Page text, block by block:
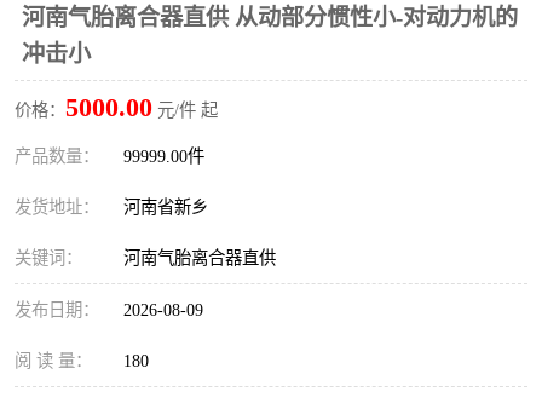
河南气胎离合器直供 从动部分惯性小-对动力机的
冲击小
价格： 5000.00 元/件 起
产品数量： 99999.00件
发货地址： 河南省新乡
关键词： 河南气胎离合器直供
发布日期： 2026-08-09
阅 读 量： 180